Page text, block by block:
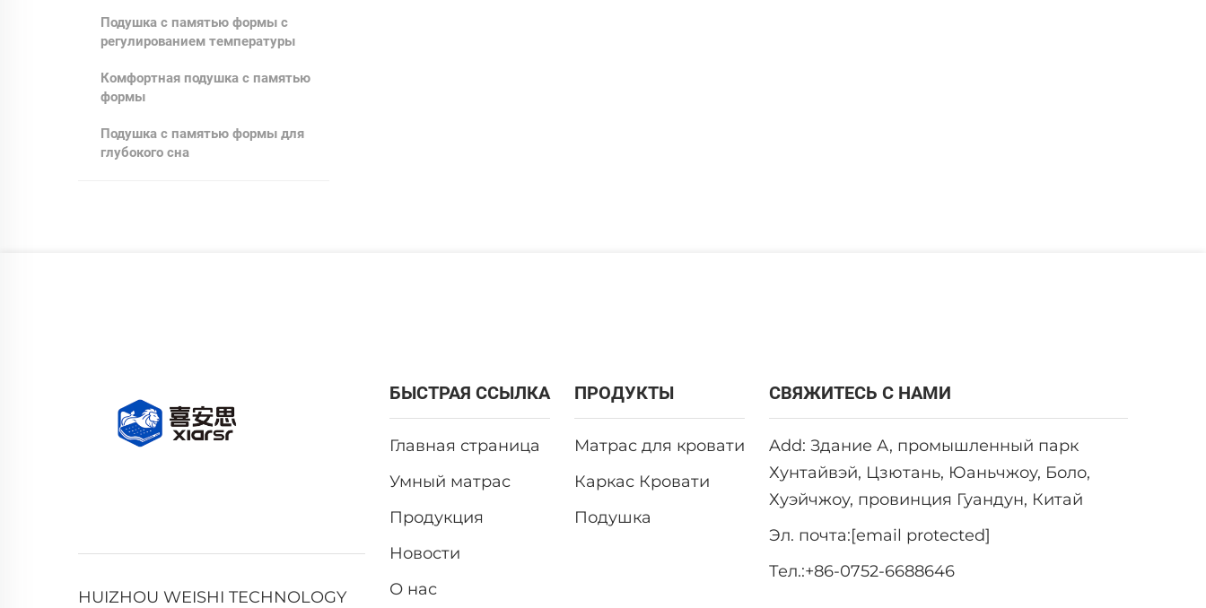
Подушка с памятью формы с
регулированием температуры
Комфортная подушка с памятью
формы
Подушка с памятью формы для
глубокого сна
HUIZHOU WEISHI TECHNOLOGY
БЫСТРАЯ ССЫЛКА
Главная страница
Умный матрас
Продукция
Новости
О нас
ПРОДУКТЫ
Матрас для кровати
Каркас Кровати
Подушка
СВЯЖИТЕСЬ С НАМИ
Add: Здание А, промышленный парк
Хунтайвэй, Цзютань, Юаньчжоу, Боло,
Хуэйчжоу, провинция Гуандун, Китай
Эл. почта:[email protected]
Тел.:+86-0752-6688646